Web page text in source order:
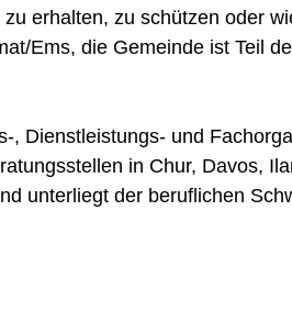
erhalten, zu schützen oder
Ems, die Gemeinde ist Teil
neuen Fenster geöffnet.
, Dienstleistungs- und
in Chur, Davos,
unterliegt der beruflichen